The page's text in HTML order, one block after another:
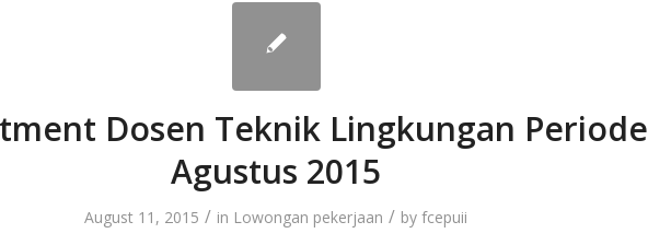
Dosen Teknik Lingkungan Periode
Agustus 2015
August 11, 2015 / in Lowongan pekerjaan / by fcepuii